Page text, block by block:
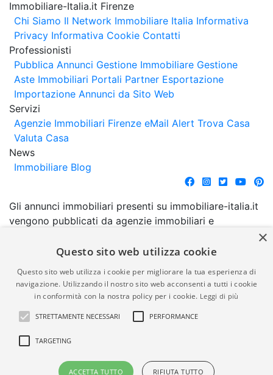
Immobiliare-Italia.it Firenze
Chi Siamo Il Network Immobiliare Italia Informativa
Privacy Informativa Cookie Contatti
Professionisti
Pubblica Annunci Gestione Immobiliare Gestione
Aste Immobiliari Portali Partner Esportazione
Importazione Annunci da Sito Web
Servizi
Agenzie Immobiliari Firenze eMail Alert Trova Casa
Valuta Casa
News
Immobiliare Blog
Gli annunci immobiliari presenti su immobiliare-italia.it
vengono pubblicati da agenzie immobiliari e
comporta l'approvazione o l'avallo da parte di
garanzia da parte di quest'ultima. immobiliare-italia.it
quindi non è responsabile della veridicità, della
correttezza, della completezza, della normativa in
materia di privacy e/o di alcun altro aspetto dei
suddetti annunci.
© Copyright 2007 - 2026
Powered by
×
Questo sito web utilizza cookie
Questo sito web utilizza i cookie per migliorare la tua esperienza di
navigazione. Utilizzando il nostro sito web acconsenti a tutti i cookie
in conformità con la nostra policy per i cookie. Leggi di più
STRETTAMENTE NECESSARI PERFORMANCE
TARGETING
ACCETTA TUTTO RIFIUTA TUTTO